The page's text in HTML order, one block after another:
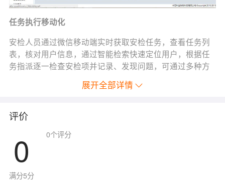
任务执行移动化
安检人员通过微信移动端实时获取安检任务，查看任务列
表，核对用户信息，通过智能检索快速定位用户，根据任
务指派逐一检查安检项并记录、发现问题，可通过多种方
展开全部详情
评价
0
满分5分
0个评分